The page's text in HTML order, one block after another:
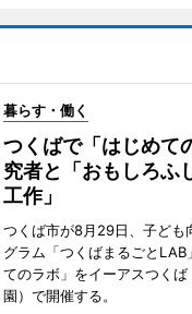
暮らす・働く
つくばで「はじめ
究者と「おもしろふ
工作」
つくば市が8月29日、子ども
グラム「つくばまるごとLAB
てのラボ」をイーアスつく
園）で開催する。